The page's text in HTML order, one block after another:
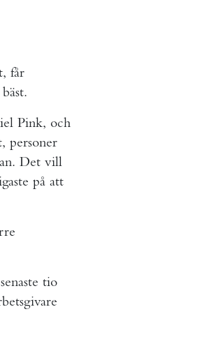
får
Pink, och
personer
Det vill
på att
tio